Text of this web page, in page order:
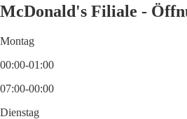
McDonald's Filiale -
Montag
00:00-01:00
07:00-00:00
Dienstag